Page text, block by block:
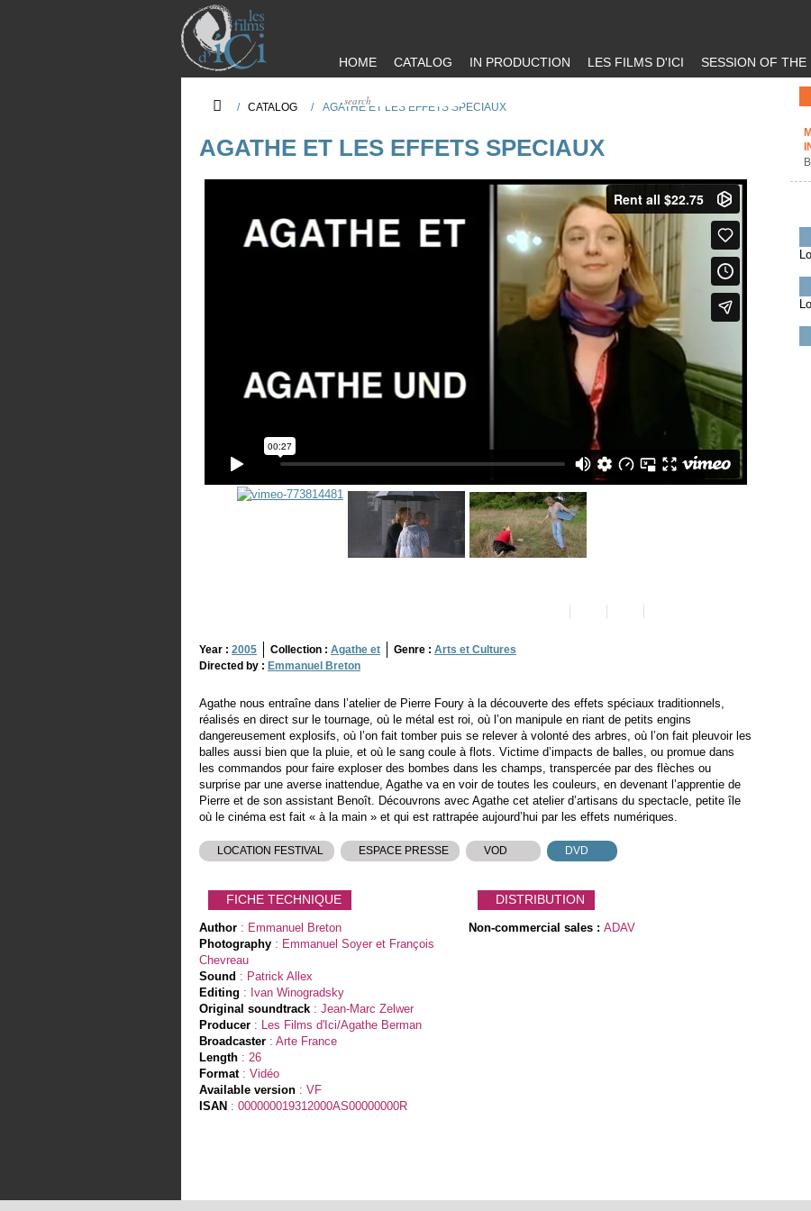
HOME CATALOG IN PRODUCTION LES FILMS D'ICI SESSION OF THE
/ CATALOG / AGATHE ET LES EFFETS SPECIAUX
AGATHE ET LES EFFETS SPECIAUX
Year : 2005 Collection : Agathe et Genre : Arts et Cultures
Directed by : Emmanuel Breton
Agathe nous entraîne dans l’atelier de Pierre Foury à la découverte des effets spéciaux traditionnels,
réalisés en direct sur le tournage, où le métal est roi, où l’on manipule en riant de petits engins
dangereusement explosifs, où l’on fait tomber puis se relever à volonté des arbres, où l’on fait pleuvoir les
balles aussi bien que la pluie, et où le sang coule à flots. Victime d’impacts de balles, ou promue dans
les commandos pour faire exploser des bombes dans les champs, transpercée par des flèches ou
surprise par une averse inattendue, Agathe va en voir de toutes les couleurs, en devenant l’apprentie de
Pierre et de son assistant Benoît. Découvrons avec Agathe cet atelier d’artisans du spectacle, petite île
où le cinéma est fait « à la main » et qui est rattrapée aujourd’hui par les effets numériques.
LOCATION FESTIVAL ESPACE PRESSE VOD DVD
FICHE TECHNIQUE
Author : Emmanuel Breton
Photography : Emmanuel Soyer et François
Chevreau
Sound : Patrick Allex
Editing : Ivan Winogradsky
Original soundtrack : Jean-Marc Zelwer
Producer : Les Films d'Ici/Agathe Berman
Broadcaster : Arte France
Length : 26
Format: Vidéo
Available version : VF
ISAN : 000000019312000AS00000000R
DISTRIBUTION
Non-commercial sales : ADAV